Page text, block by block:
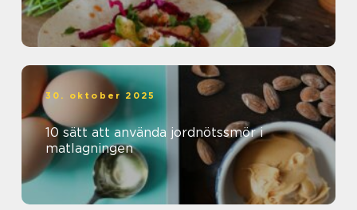
30. oktober 2025
10 sätt att använda jordnötssmör i
matlagningen